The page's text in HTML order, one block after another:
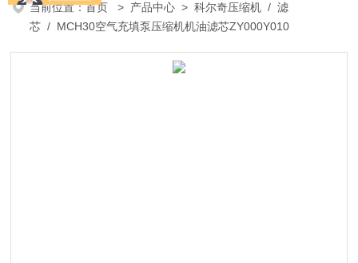
当前位置：首页 > 产品中心 >科尔奇压缩机 /滤
芯 / MCH30空气充填泵压缩机机油滤芯ZY000Y010